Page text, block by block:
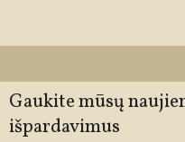
Gaukite mūsų
išpardavimus